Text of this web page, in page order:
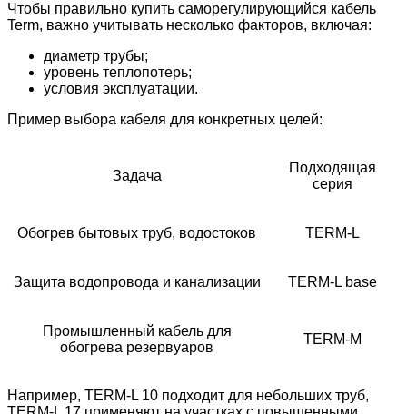
Чтобы правильно купить саморегулирующийся кабель
Term, важно учитывать несколько факторов, включая:
диаметр трубы;
уровень теплопотерь;
условия эксплуатации.
Пример выбора кабеля для конкретных целей:
Задача
Подходящая
серия
Обогрев бытовых труб, водостоков TERM-L
Защита водопровода и канализации TERM-L base
Промышленный кабель для
обогрева резервуаров
TERM-M
Например, TERM-L 10 подходит для небольших труб,